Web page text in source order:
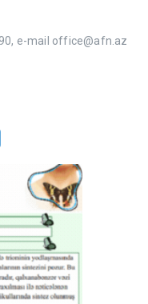
e-mail office@afn.az